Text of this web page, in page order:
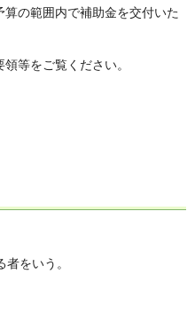
の範囲内で補助金を交付いた
等をご覧ください。
をいう。